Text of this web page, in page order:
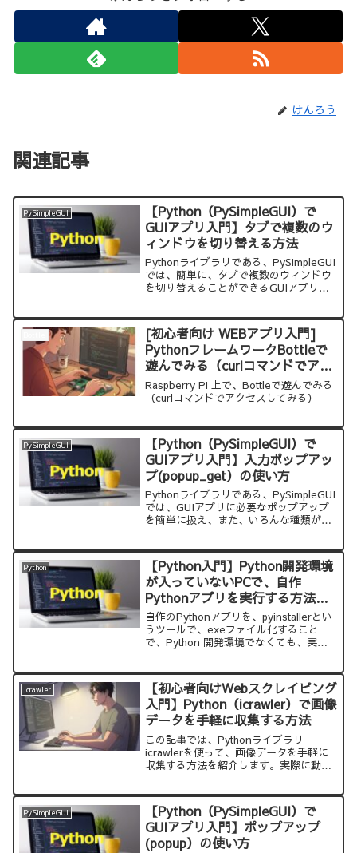
けんろう
関連記事
PySimpleGUI
【Python（PySimpleGUI）で
GUIアプリ入門】タブで複数のウ
ィンドウを切り替える方法
Pythonライブラリである、PySimpleGUI
では、簡単に、タブで複数のウィンドウ
を切り替えることができるGUIアプリを
てください。
[初心者向け WEBアプリ入門]
PythonフレームワークBottleで
遊んでみる（curlコマンドでアク
セスしてみる）
Raspberry Pi 上で、Bottleで遊んでみる
（curlコマンドでアクセスしてみる）
PySimpleGUI
【Python（PySimpleGUI）で
GUIアプリ入門】入力ポップアッ
プ(popup_get）の使い方
Pythonライブラリである、PySimpleGUI
では、GUIアプリに必要なポップアップ
を簡単に扱え、また、いろんな種類が用
す。PySimpleGUIでは、ポップアップ
で、テキストなどを入力できます
Python
【Python入門】Python開発環境
が入っていないPCで、自作
Pythonアプリを実行する方法。
簡単にアプリを配布できます
自作のPythonアプリを、pyinstallerとい
うツールで、exeファイル化すること
で、Python 開発環境でなくても、実行
icrawler
【初心者向けWebスクレイピング
入門】Python（icrawler）で画像
データを手軽に収集する方法
この記事では、Pythonライブラリ
icrawlerを使って、画像データを手軽に
収集する方法を紹介します。実際に動か
コピーして、実行すれば、すぐに試すこ
とができます。
PySimpleGUI
【Python（PySimpleGUI）で
GUIアプリ入門】ポップアップ
(popup）の使い方